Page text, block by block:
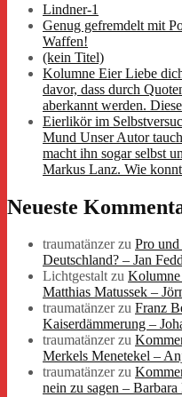
Lindner-1
Genug gefremdelt mit
Waffen!
(kein Titel)
Kolumne Eier Liebe
davor, dass durch
aberkannt werden.
Eierlikör im
Mund Unser Autor
macht ihn sogar selbst
Markus Lanz. Wie
Neueste
traumatänzerzu Pro
Deutschland? – Jan
Lichtgestaltzu Kolumne
Matthias Matussek –
traumatänzerzu Franz
Kaiserdämmerung –
traumatänzerzu
Merkels Menetekel –
traumatänzerzu
nein zu sagen –